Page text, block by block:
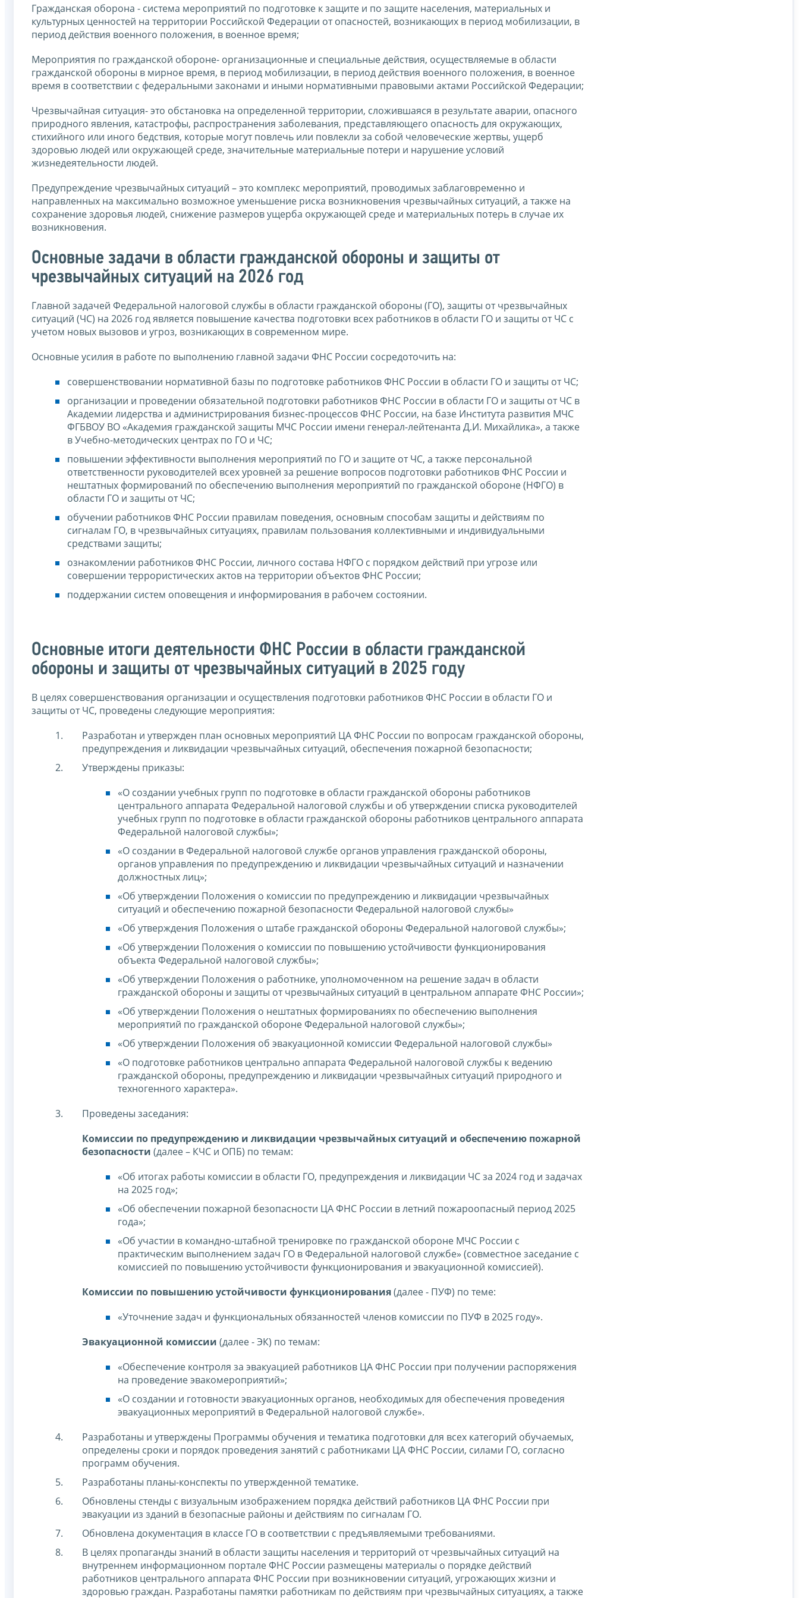
Гражданская оборона - система мероприятий по подготовке к защите и по защите населения, материальных и
культурных ценностей на территории Российской Федерации от опасностей, возникающих в период мобилизации, в
период действия военного положения, в военное время;
Мероприятия по гражданской обороне- организационные и специальные действия, осуществляемые в области
гражданской обороны в мирное время, в период мобилизации, в период действия военного положения, в военное
время в соответствии с федеральными законами и иными нормативными правовыми актами Российской Федерации;
Чрезвычайная ситуация- это обстановка на определенной территории, сложившаяся в результате аварии, опасного
природного явления, катастрофы, распространения заболевания, представляющего опасность для окружающих,
стихийного или иного бедствия, которые могут повлечь или повлекли за собой человеческие жертвы, ущерб
здоровью людей или окружающей среде, значительные материальные потери и нарушение условий
жизнедеятельности людей.
Предупреждение чрезвычайных ситуаций – это комплекс мероприятий, проводимых заблаговременно и
направленных на максимально возможное уменьшение риска возникновения чрезвычайных ситуаций, а также на
сохранение здоровья людей, снижение размеров ущерба окружающей среде и материальных потерь в случае их
возникновения.
Основные задачи в области гражданской обороны и защиты от
чрезвычайных ситуаций на 2026 год
Главной задачей Федеральной налоговой службы в области гражданской обороны (ГО), защиты от чрезвычайных
ситуаций (ЧС) на 2026 год является повышение качества подготовки всех работников в области ГО и защиты от ЧС с
учетом новых вызовов и угроз, возникающих в современном мире.
Основные усилия в работе по выполнению главной задачи ФНС России сосредоточить на:
совершенствовании нормативной базы по подготовке работников ФНС России в области ГО и защиты от ЧС;
организации и проведении обязательной подготовки работников ФНС России в области ГО и защиты от ЧС в
Академии лидерства и администрирования бизнес-процессов ФНС России, на базе Института развития МЧС
ФГБВОУ ВО «Академия гражданской защиты МЧС России имени генерал-лейтенанта Д.И. Михайлика», а также
в Учебно-методических центрах по ГО и ЧС;
повышении эффективности выполнения мероприятий по ГО и защите от ЧС, а также персональной
ответственности руководителей всех уровней за решение вопросов подготовки работников ФНС России и
нештатных формирований по обеспечению выполнения мероприятий по гражданской обороне (НФГО) в
области ГО и защиты от ЧС;
обучении работников ФНС России правилам поведения, основным способам защиты и действиям по
сигналам ГО, в чрезвычайных ситуациях, правилам пользования коллективными и индивидуальными
средствами защиты;
ознакомлении работников ФНС России, личного состава НФГО с порядком действий при угрозе или
совершении террористических актов на территории объектов ФНС России;
поддержании систем оповещения и информирования в рабочем состоянии.
Основные итоги деятельности ФНС России в области гражданской
обороны и защиты от чрезвычайных ситуаций в 2025 году
В целях совершенствования организации и осуществления подготовки работников ФНС России в области ГО и
защиты от ЧС, проведены следующие мероприятия:
Разработан и утвержден план основных мероприятий ЦА ФНС России по вопросам гражданской обороны,
предупреждения и ликвидации чрезвычайных ситуаций, обеспечения пожарной безопасности;
Утверждены приказы:
«О создании учебных групп по подготовке в области гражданской обороны работников
центрального аппарата Федеральной налоговой службы и об утверждении списка руководителей
учебных групп по подготовке в области гражданской обороны работников центрального аппарата
Федеральной налоговой службы»;
«О создании в Федеральной налоговой службе органов управления гражданской обороны,
органов управления по предупреждению и ликвидации чрезвычайных ситуаций и назначении
должностных лиц»;
«Об утверждении Положения о комиссии по предупреждению и ликвидации чрезвычайных
ситуаций и обеспечению пожарной безопасности Федеральной налоговой службы»
«Об утверждения Положения о штабе гражданской обороны Федеральной налоговой службы»;
«Об утверждении Положения о комиссии по повышению устойчивости функционирования
объекта Федеральной налоговой службы»;
«Об утверждении Положения о работнике, уполномоченном на решение задач в области
гражданской обороны и защиты от чрезвычайных ситуаций в центральном аппарате ФНС России»;
«Об утверждении Положения о нештатных формированиях по обеспечению выполнения
мероприятий по гражданской обороне Федеральной налоговой службы»;
«Об утверждении Положения об эвакуационной комиссии Федеральной налоговой службы»
«О подготовке работников центрально аппарата Федеральной налоговой службы к ведению
гражданской обороны, предупреждению и ликвидации чрезвычайных ситуаций природного и
техногенного характера».
Проведены заседания:
Комиссии по предупреждению и ликвидации чрезвычайных ситуаций и обеспечению пожарной
безопасности (далее – КЧС и ОПБ) по темам:
«Об итогах работы комиссии в области ГО, предупреждения и ликвидации ЧС за 2024 год и задачах
на 2025 год»;
«Об обеспечении пожарной безопасности ЦА ФНС России в летний пожароопасный период 2025
года»;
«Об участии в командно-штабной тренировке по гражданской обороне МЧС России с
практическим выполнением задач ГО в Федеральной налоговой службе» (совместное заседание с
комиссией по повышению устойчивости функционирования и эвакуационной комиссией).
Комиссии по повышению устойчивости функционирования(далее - ПУФ) по теме:
«Уточнение задач и функциональных обязанностей членов комиссии по ПУФ в 2025 году».
Эвакуационной комиссии (далее - ЭК) по темам:
«Обеспечение контроля за эвакуацией работников ЦА ФНС России при получении распоряжения
на проведение эвакомероприятий»;
«О создании и готовности эвакуационных органов, необходимых для обеспечения проведения
эвакуационных мероприятий в Федеральной налоговой службе».
Разработаны и утверждены Программы обучения и тематика подготовки для всех категорий обучаемых,
определены сроки и порядок проведения занятий с работниками ЦА ФНС России, силами ГО, согласно
программ обучения.
Разработаны планы-конспекты по утвержденной тематике.
Обновлены стенды с визуальным изображением порядка действий работников ЦА ФНС России при
эвакуации из зданий в безопасные районы и действиям по сигналам ГО.
Обновлена документация в классе ГО в соответствии с предъявляемыми требованиями.
В целях пропаганды знаний в области защиты населения и территорий от чрезвычайных ситуаций на
внутреннем информационном портале ФНС России размещены материалы о порядке действий
работников центрального аппарата ФНС России при возникновении ситуаций, угрожающих жизни и
здоровью граждан. Разработаны памятки работникам по действиям при чрезвычайных ситуациях, а также